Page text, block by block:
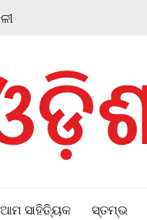
ଆମ ସାହିତ୍ୟିକ ସ୍ତମ୍ଭ